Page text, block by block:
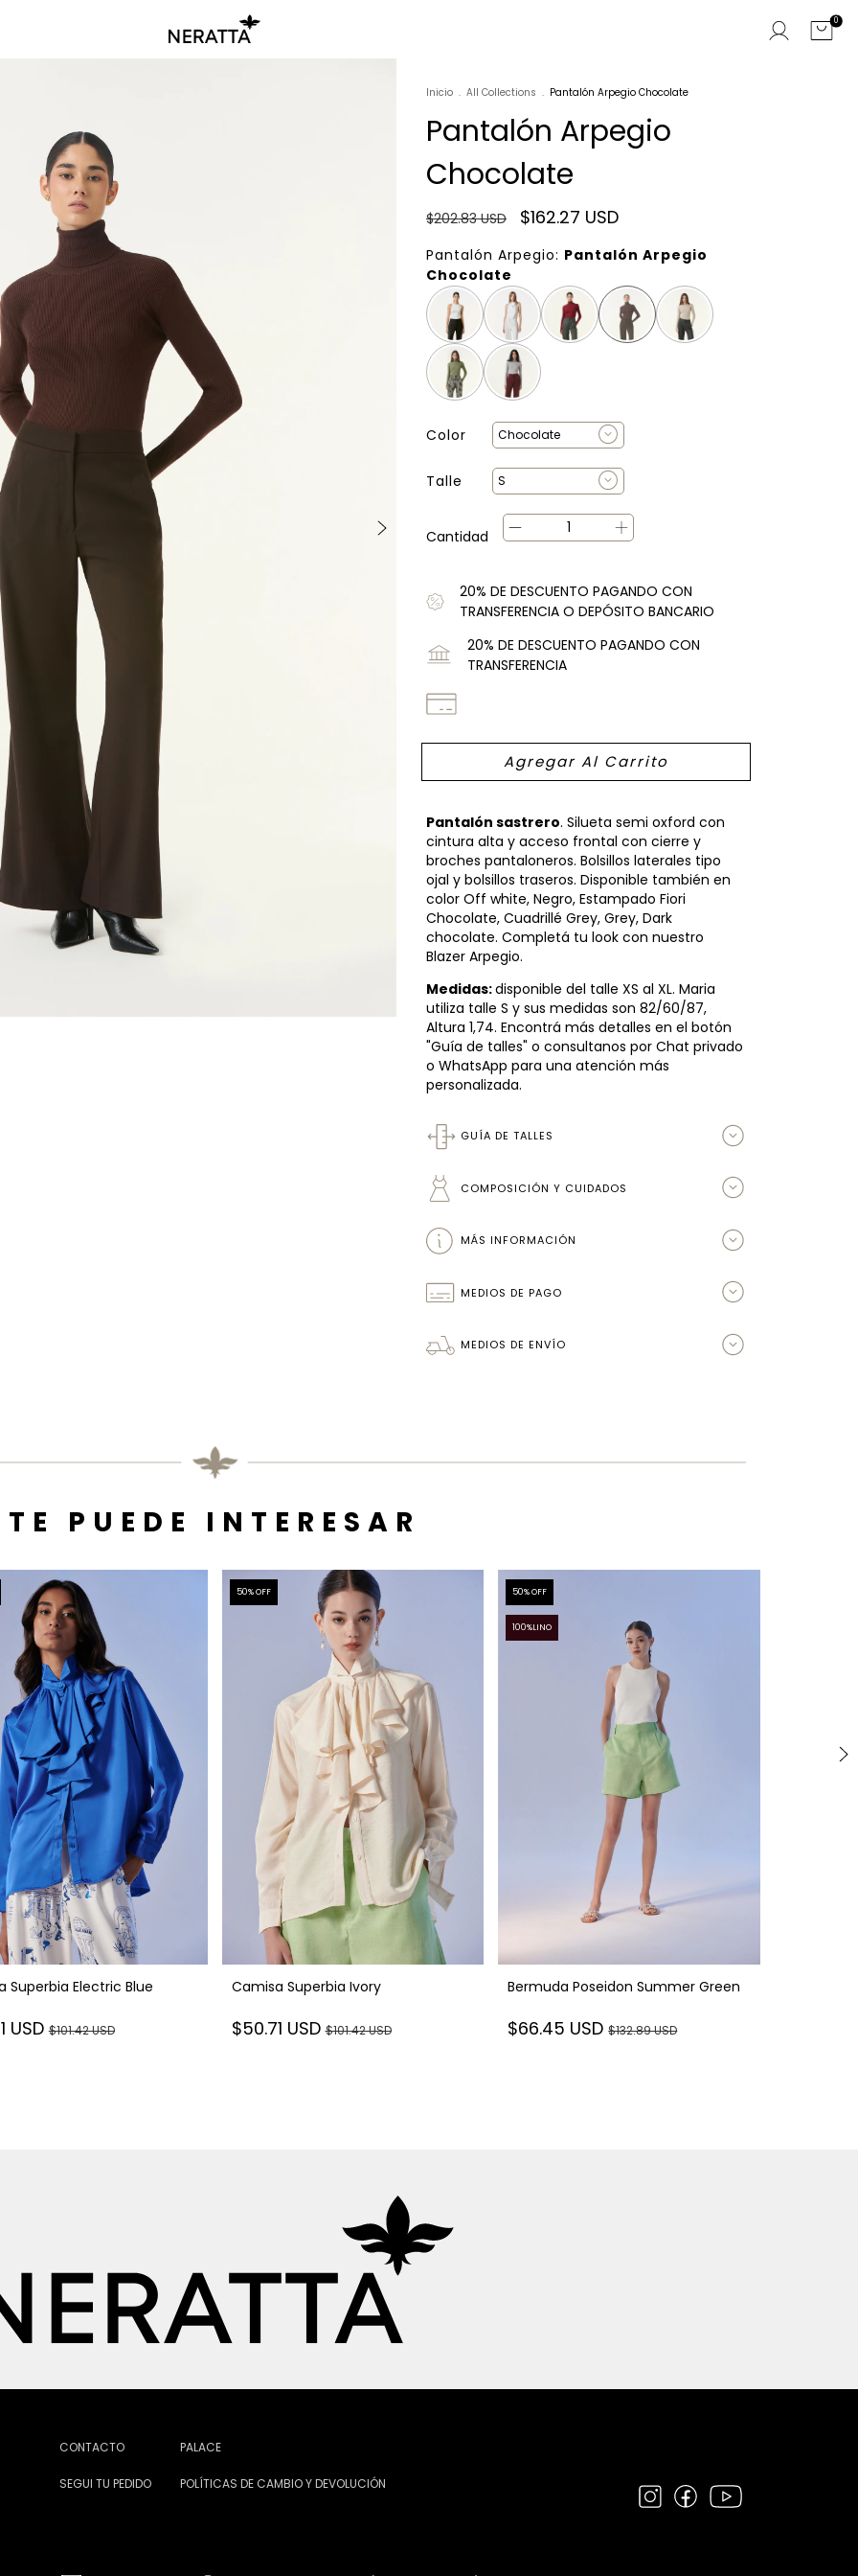
0
Inicio . All Collections . Pantalón Arpegio Chocolate
Pantalón Arpegio
Chocolate
$202.83 USD $162.27 USD
Pantalón Arpegio: Pantalón Arpegio
Chocolate
Color
Talle
Cantidad
20% DE DESCUENTO PAGANDO CON
TRANSFERENCIA O DEPÓSITO BANCARIO
20% DE DESCUENTO PAGANDO CON
TRANSFERENCIA
Pantalón sastrero. Silueta semi oxford con
cintura alta y acceso frontal con cierre y
broches pantaloneros. Bolsillos laterales tipo
ojal y bolsillos traseros. Disponible también en
color Off white, Negro, Estampado Fiori
Chocolate, Cuadrillé Grey, Grey, Dark
chocolate. Completá tu look con nuestro
Blazer Arpegio.
Medidas:disponible del talle XS al XL. Maria
utiliza talle S y sus medidas son 82/60/87,
Altura 1,74. Encontrá más detalles en el botón
"Guía de talles" o consultanos por Chat privado
o WhatsApp para una atención más
personalizada.
GUÍA DE TALLES
COMPOSICIÓN Y CUIDADOS
MÁS INFORMACIÓN
MEDIOS DE PAGO
MEDIOS DE ENVÍO
TE PUEDE INTERESAR
Superbia Electric Blue
USD$101.42 USD
50% OFF
Camisa Superbia Ivory
$50.71 USD$101.42 USD
50% OFF
100%LINO
Bermuda Poseidon Summer Green
$66.45 USD$132.89 USD
CONTACTO PALACE
SEGUI TU PEDIDO POLÍTICAS DE CAMBIO Y DEVOLUCIÓN